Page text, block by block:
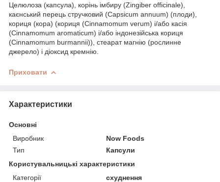
Целюлоза (капсула), корінь імбиру (Zingiber officinale),
каєнський перець стручковий (Capsicum annuum) (плоди),
кориця (кора) (кориця (Cinnamomum verum) і/або касія
(Cinnamomum aromaticum) і/або індонезійська кориця
(Cinnamomum burmannii)), стеарат магнію (рослинне
джерело) і діоксид кремнію.
Приховати
Характеристики
Основні
Виробник
Now Foods
Тип
Капсули
Користувальницькі характеристики
Категорії
схуднення